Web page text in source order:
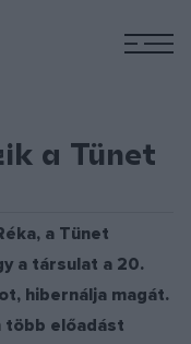
a Tünet
a Tünet
a társulat a 20.
hibernálja magát.
több előadást